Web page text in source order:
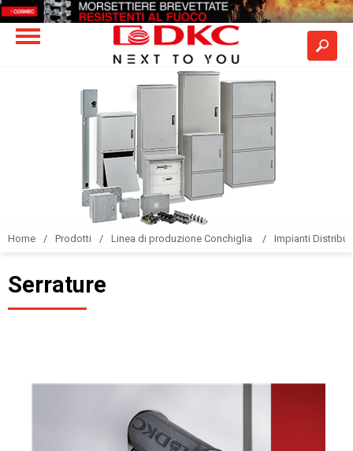
Home Prodotti Linea di produzione Conchiglia Impianti
Serrature